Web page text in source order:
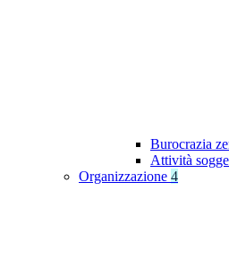
Burocrazia
Attività
Organizzazione 4